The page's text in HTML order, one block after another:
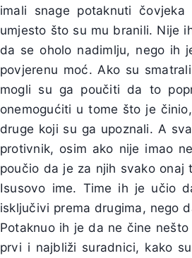
imali snage potaknuti
umjesto što su mu branili. Nije
da se oholo nadimlju, nego ih
povjerenu moć. Ako su
mogli su ga poučiti da to
onemogućiti u tome što je
druge koji su ga upoznali. A
protivnik, osim ako nije imao
poučio da je za njih svako
Isusovo ime. Time ih je učio
isključivi prema drugima, nego
Potaknuo ih je da ne čine
prvi i najbliži suradnici, kako